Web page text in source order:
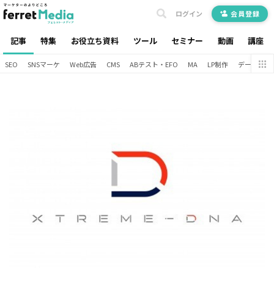
記事 特集 お役立ち資料 ツール セミナー 動画 講座
ログイン 会員登録
SEO SNSマーケ Web広告 CMS ABテスト・EFO MA LP制作 データ分析